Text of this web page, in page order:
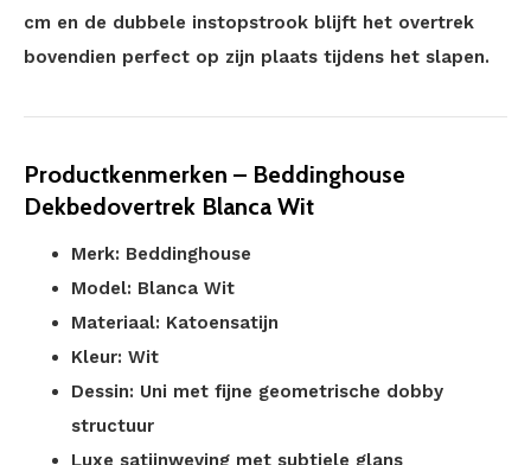
cm en de dubbele instopstrook blijft het overtrek
bovendien perfect op zijn plaats tijdens het slapen.
Productkenmerken – Beddinghouse
Dekbedovertrek Blanca Wit
Merk: Beddinghouse
Model: Blanca Wit
Materiaal: Katoensatijn
Kleur: Wit
Dessin: Uni met fijne geometrische dobby
structuur
Luxe satijnweving met subtiele glans